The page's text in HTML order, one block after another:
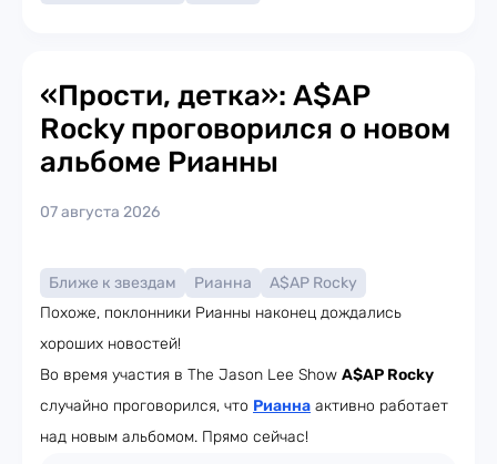
«Прости, детка»: A$AP
Rocky проговорился о новом
альбоме Рианны
07 августа 2026
Ближе к звездам Рианна
A$AP Rocky
Похоже, поклонники Рианны наконец дождались
хороших новостей!
Во время участия в The Jason Lee Show A$AP Rocky
случайно проговорился, что Рианна активно работает
над новым альбомом. Прямо сейчас!